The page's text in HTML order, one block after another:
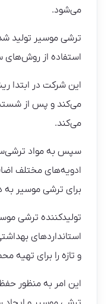
می‌شود.
ترشی موسیر تولید
استفاده از
این شرکت در ابتدا
می‌کند و پس از
می‌کند.
سپس به مواد
ادویه‌های مختلف
برای ترشی موسیر
تولیدکننده ترشی
استانداردهای
و تازه را برای تهیه
این امر به منظور